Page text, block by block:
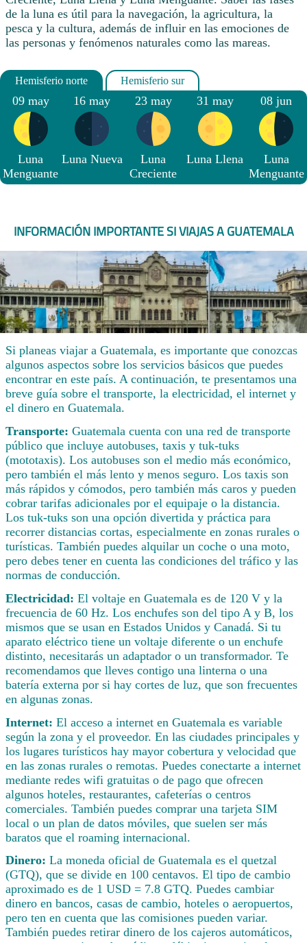
de la luna es útil para la navegación, la agricultura, la
pesca y la cultura, además de influir en las emociones de
las personas y fenómenos naturales como las mareas.
09 may
Luna
Menguante
16 may
Luna Nueva
23 may
Luna
Creciente
31 may
Luna Llena
08 jun
Luna
Menguante
INFORMACIÓN IMPORTANTE SI VIAJAS A GUATEMALA
Si planeas viajar a Guatemala, es importante que conozcas
algunos aspectos sobre los servicios básicos que puedes
encontrar en este país. A continuación, te presentamos una
breve guía sobre el transporte, la electricidad, el internet y
el dinero en Guatemala.
Transporte: Guatemala cuenta con una red de transporte
público que incluye autobuses, taxis y tuk-tuks
(mototaxis). Los autobuses son el medio más económico,
pero también el más lento y menos seguro. Los taxis son
más rápidos y cómodos, pero también más caros y pueden
cobrar tarifas adicionales por el equipaje o la distancia.
Los tuk-tuks son una opción divertida y práctica para
recorrer distancias cortas, especialmente en zonas rurales o
turísticas. También puedes alquilar un coche o una moto,
pero debes tener en cuenta las condiciones del tráfico y las
normas de conducción.
Electricidad: El voltaje en Guatemala es de 120 V y la
frecuencia de 60 Hz. Los enchufes son del tipo A y B, los
mismos que se usan en Estados Unidos y Canadá. Si tu
aparato eléctrico tiene un voltaje diferente o un enchufe
distinto, necesitarás un adaptador o un transformador. Te
recomendamos que lleves contigo una linterna o una
batería externa por si hay cortes de luz, que son frecuentes
en algunas zonas.
Internet: El acceso a internet en Guatemala es variable
según la zona y el proveedor. En las ciudades principales y
los lugares turísticos hay mayor cobertura y velocidad que
en las zonas rurales o remotas. Puedes conectarte a internet
mediante redes wifi gratuitas o de pago que ofrecen
algunos hoteles, restaurantes, cafeterías o centros
comerciales. También puedes comprar una tarjeta SIM
local o un plan de datos móviles, que suelen ser más
baratos que el roaming internacional.
Dinero: La moneda oficial de Guatemala es el quetzal
(GTQ), que se divide en 100 centavos. El tipo de cambio
aproximado es de 1 USD = 7.8 GTQ. Puedes cambiar
dinero en bancos, casas de cambio, hoteles o aeropuertos,
pero ten en cuenta que las comisiones pueden variar.
También puedes retirar dinero de los cajeros automáticos,